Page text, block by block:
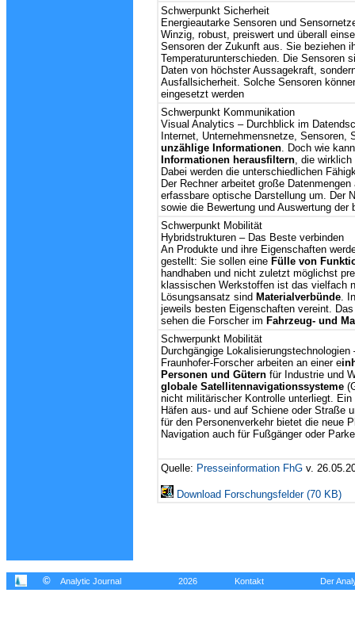
Schwerpunkt Sicherheit
Energieautarke Sensoren und
Winzig, robust, preiswert und überall
Sensoren der Zukunft aus. Sie beziehen
Temperaturunterschieden. Die Sensoren
Daten von höchster Aussagekraft,
Ausfallsicherheit. Solche Sensoren
eingesetzt werden
Schwerpunkt Kommunikation
Visual Analytics – Durchblick im
Internet, Unternehmensnetze,
unzählige Informationen. Doch wie
Informationen herausfiltern, die
Dabei werden die unterschiedlichen
Der Rechner arbeitet große
erfassbare optische Darstellung um. Der
sowie die Bewertung und Auswertung
Schwerpunkt Mobilität
Hybridstrukturen – Das Beste verbinden
An Produkte und ihre Eigenschaften
gestellt: Sie sollen eine Fülle von
handhaben und nicht zuletzt möglichst
klassischen Werkstoffen ist das vielfach
Lösungsansatz sind Materialverbünde.
jeweils besten Eigenschaften vereint.
sehen die Forscher im Fahrzeug- und
Schwerpunkt Mobilität
Durchgängige Lokalisierungstechnologien
Fraunhofer-Forscher arbeiten an einer e
Personen und Gütern für Industrie und
globale Satellitennavigationssysteme
nicht militärischer Kontrolle unterliegt.
Häfen aus- und auf Schiene oder Straße
für den Personenverkehr bietet die neue
Navigation auch für Fußgänger oder
Quelle: Presseinformation FhG v.
Download Forschungsfelder (70 KB)
© Analytic Journal 2026 Kontakt Der